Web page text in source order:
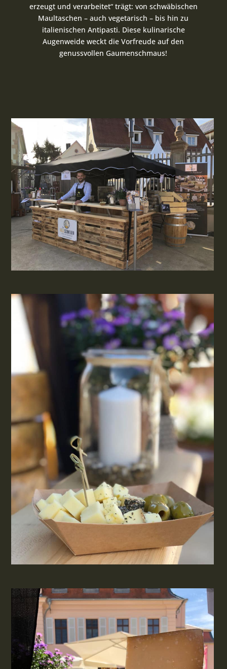
erzeugt und verarbeitet“ trägt: von schwäbischen
Maultaschen – auch vegetarisch – bis hin zu
italienischen Antipasti. Diese kulinarische
Augenweide weckt die Vorfreude auf den
genussvollen Gaumenschmaus!